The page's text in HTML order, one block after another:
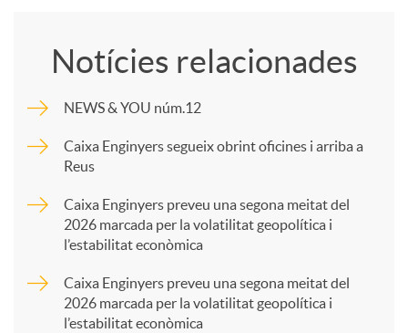
p
a
Notícies relacionades
NEWS & YOU núm.12
Caixa Enginyers segueix obrint oficines i arriba a
Reus
Caixa Enginyers preveu una segona meitat del
2026 marcada per la volatilitat geopolítica i
l’estabilitat econòmica
Caixa Enginyers preveu una segona meitat del
2026 marcada per la volatilitat geopolítica i
l’estabilitat econòmica